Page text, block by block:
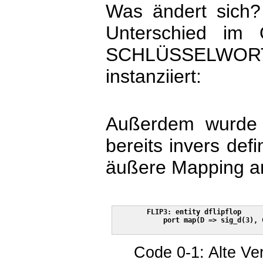
Was ändert
Unterschied im
instanziiert:
Außerdem
bereits invers
äußere Mapping
Code 0-1: Alte